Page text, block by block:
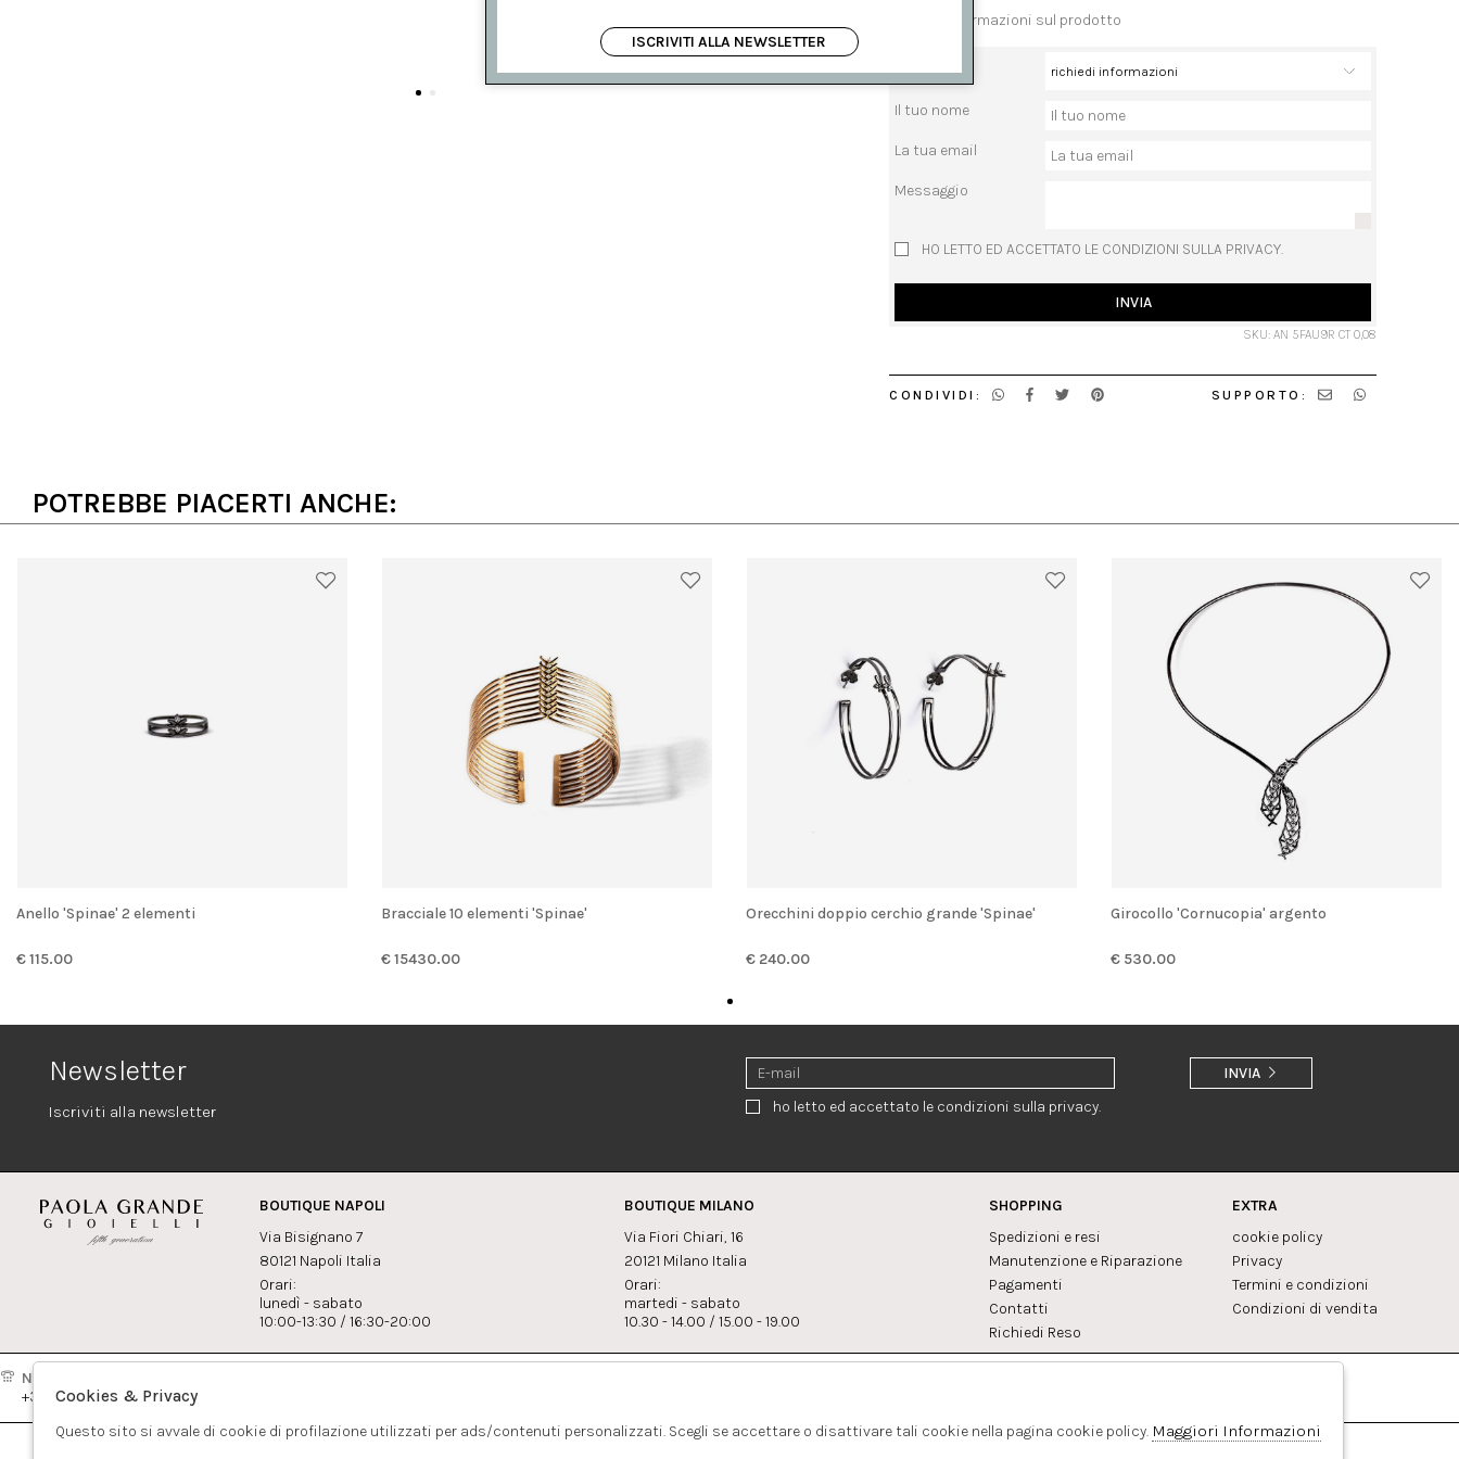
richiedi informazioni sul prodotto
Il tuo nome
La tua email
Messaggio
HO LETTO ED ACCETTATO LE CONDIZIONI SULLA PRIVACY.
INVIA
SKU: AN 5FAU9R CT 0,08
CONDIVIDI: SUPPORTO:
POTREBBE PIACERTI ANCHE:
Anello 'Spinae' 2 elementi
€ 115.00
Bracciale 10 elementi 'Spinae'
€ 15430.00
Orecchini doppio cerchio grande 'Spinae'
€ 240.00
Girocollo 'Cornucopia' argento
€ 530.00
Newsletter
Iscriviti alla newsletter ho letto ed accettato le condizioni sulla privacy.
INVIA
BOUTIQUE NAPOLI
Via Bisignano 7
80121 Napoli Italia
Orari:
lunedì - sabato
10:00-13:30 / 16:30-20:00
BOUTIQUE MILANO
Via Fiori Chiari, 16
20121 Milano Italia
Orari:
martedi - sabato
10.30 - 14.00 / 15.00 - 19.00
SHOPPING
Spedizioni e resi
Manutenzione e Riparazione
Pagamenti
Contatti
Richiedi Reso
EXTRA
cookie policy
Privacy
Termini e condizioni
Condizioni di vendita
Napoli:
+39081417308
ISCRIVITI ALLA NEWSLETTER
Cookies & Privacy
Questo sito si avvale di cookie di profilazione utilizzati per ads/contenuti personalizzati. Scegli se accettare o disattivare tali cookie nella pagina cookie policy. Maggiori Informazioni